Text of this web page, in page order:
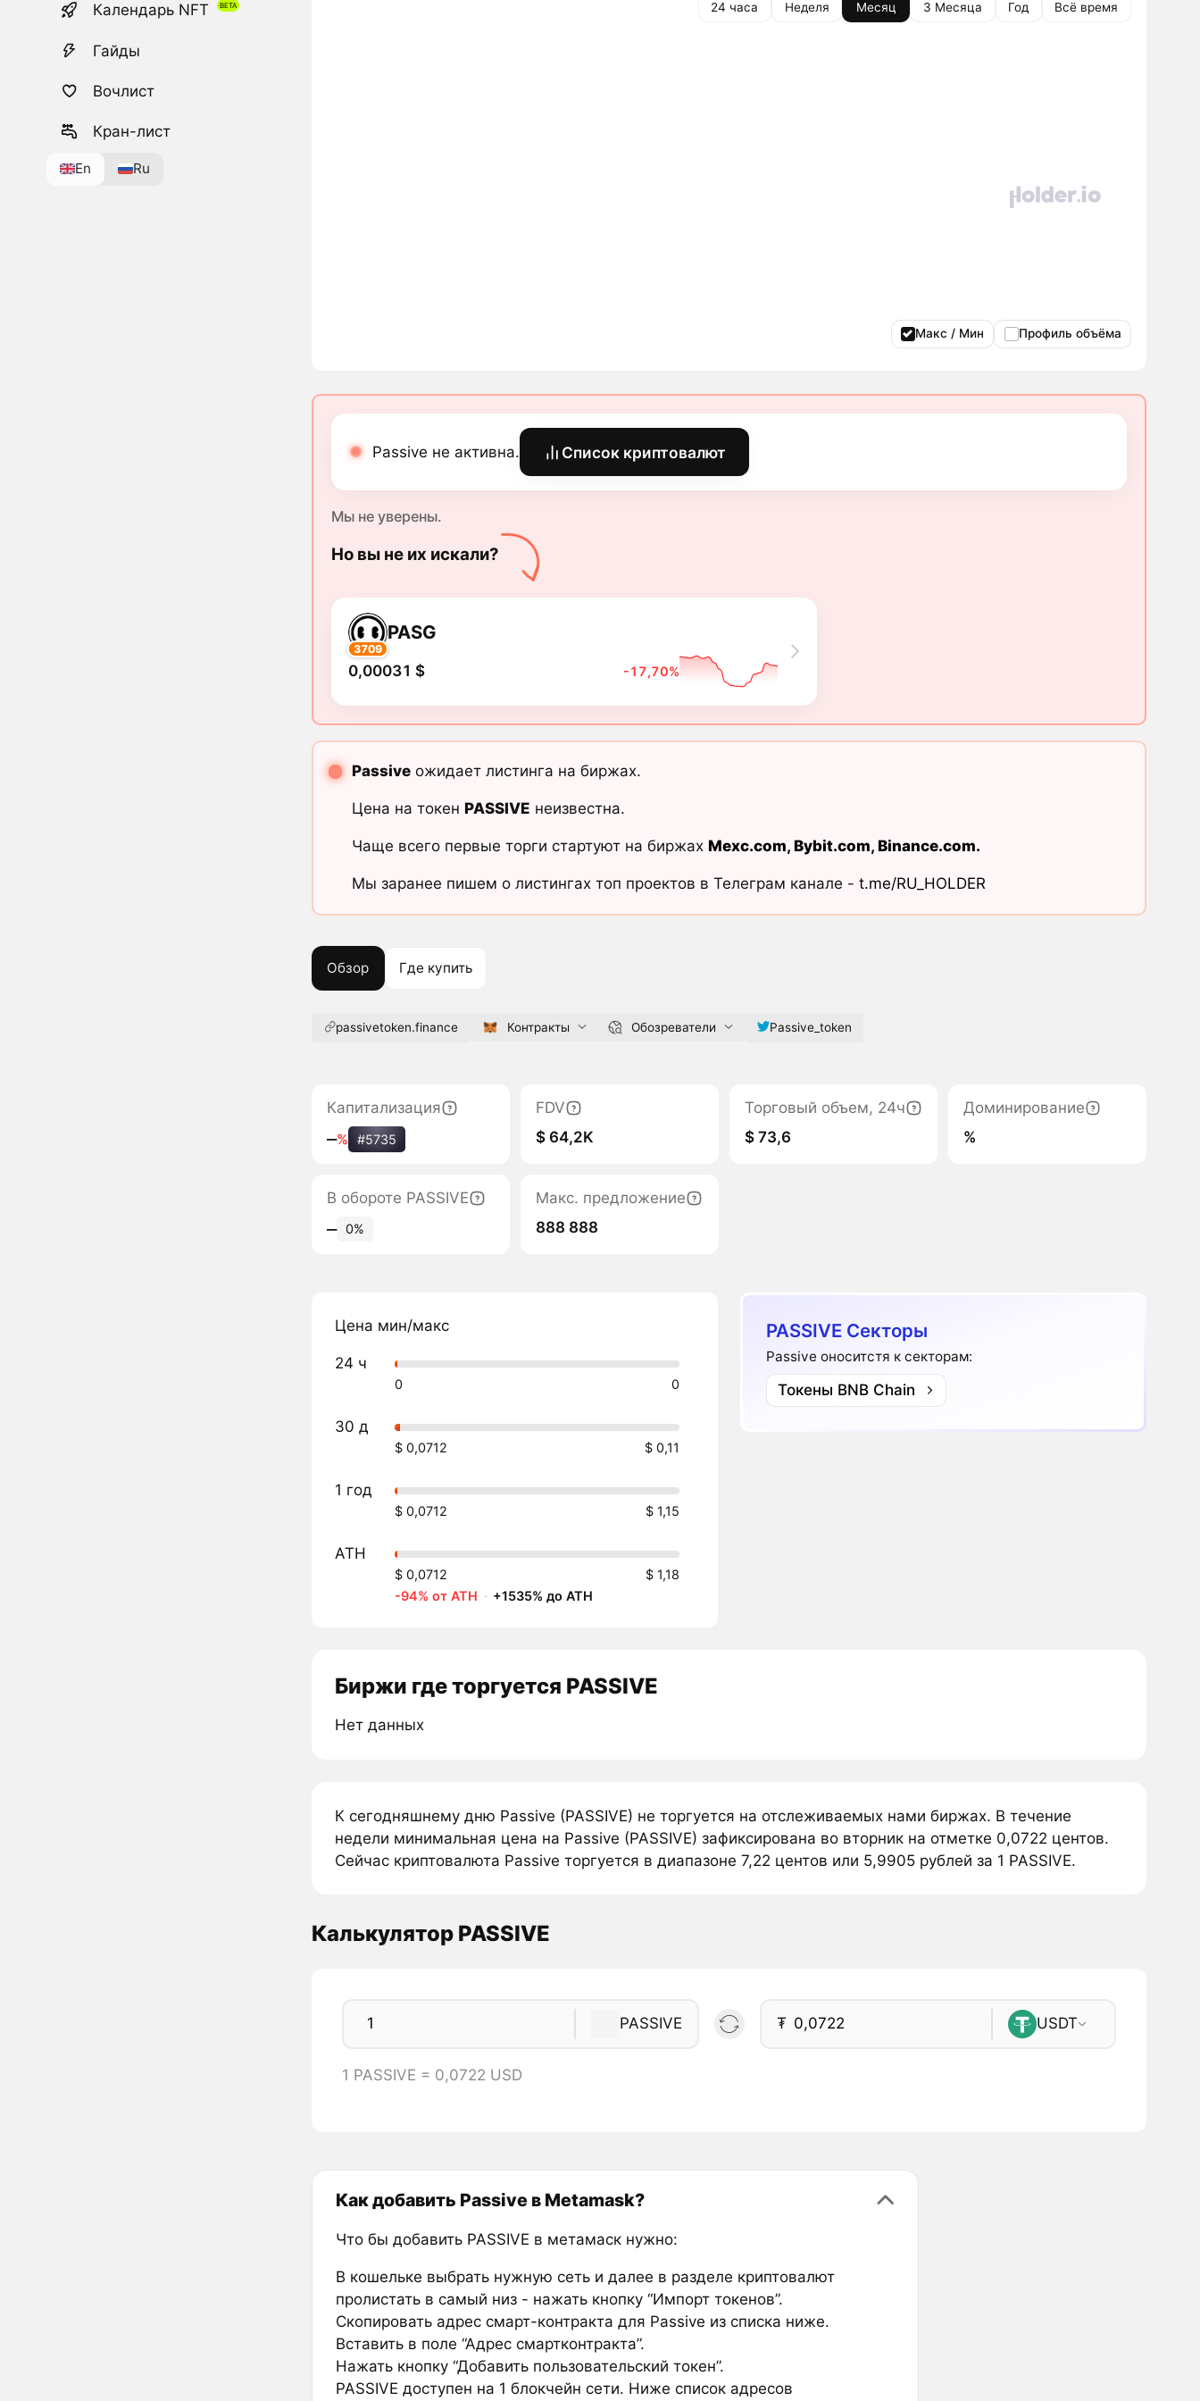
Календарь NFT
Гайды
Вочлист
Кран-лист
En Ru
24 часа Неделя Месяц 3 Месяца Год Всё время
Макс / Мин Профиль объёма
Passive не активна. Список криптовалют
Мы не уверены.
Но вы не их искали?
3709
PASG
0,00031 $ -17,70%
Passiveожидает листинга на биржах.
Цена на токен PASSIVE неизвестна.
Чаще всего первые торги стартуют на биржах Mexc.com, Bybit.com, Binance.com.
Мы заранее пишем о листингах топ проектов в Телеграм канале - t.me/RU_HOLDER
Обзор Где купить
passivetoken.finance Контракты Обозреватели Passive_token
Капитализация
‒% #5735
FDV
$ 64,2K
Торговый объем, 24ч
$ 73,6
Доминирование
%
В обороте PASSIVE
‒ 0%
Макс. предложение
888 888
Цена мин/макс
24 ч
0 0
30 д
$ 0,0712 $ 0,11
1 год
$ 0,0712 $ 1,15
ATH
$ 0,0712
$ 1,18
-94% от ATH · +1535% до ATH
PASSIVE Секторы
Passive оноситстя к секторам:
Токены BNB Chain
Биржи где торгуется PASSIVE
Нет данных
К сегодняшнему дню Passive (PASSIVE) не торгуется на отслеживаемых нами биржах. В течение
недели минимальная цена на Passive (PASSIVE) зафиксирована во вторник на отметке 0,0722 центов.
Сейчас криптовалюта Passive торгуется в диапазоне 7,22 центов или 5,9905 рублей за 1 PASSIVE.
Калькулятор PASSIVE
PASSIVE ₮ USDT
1 PASSIVE = 0,0722 USD
Как добавить Passive в Metamask?
Что бы добавить PASSIVE в метамаск нужно:
В кошельке выбрать нужную сеть и далее в разделе криптовалют
пролистать в самый низ - нажать кнопку “Импорт токенов”.
Скопировать адрес смарт-контракта для Passive из списка ниже.
Вставить в поле “Адрес смартконтракта”.
Нажать кнопку “Добавить пользовательский токен”.
PASSIVE доступен на 1 блокчейн сети. Ниже список адресов